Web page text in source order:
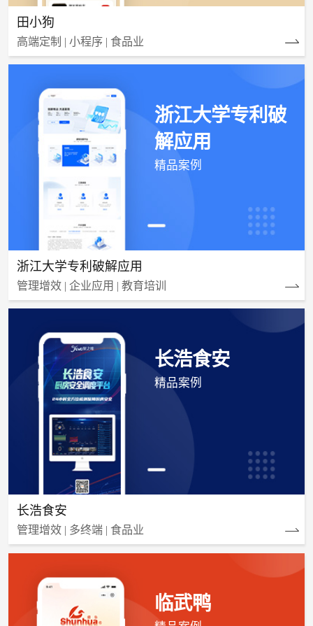
田小狗
高端定制 | 小程序 | 食品业
浙江大学专利破
解应用
精品案例
浙江大学专利破解应用
管理增效 | 企业应用 | 教育培训
长浩食安
精品案例
长浩食安
管理增效 | 多终端 | 食品业
临武鸭